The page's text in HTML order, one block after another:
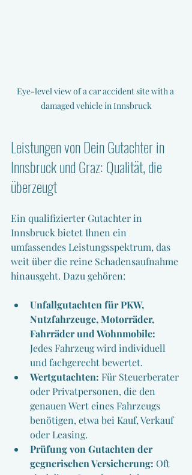
Eye-level view of a car accident site with a
damaged vehicle in Innsbruck
Leistungen von Dein Gutachter in
Innsbruck und Graz: Qualität, die
überzeugt
Ein qualifizierter Gutachter in
Innsbruck bietet Ihnen ein
umfassendes Leistungsspektrum, das
weit über die reine Schadensaufnahme
hinausgeht. Dazu gehören:
Unfallgutachten für PKW,
Nutzfahrzeuge, Motorräder,
Fahrräder und Wohnmobile:
Jedes Fahrzeug wird individuell
und fachgerecht bewertet.
Wertgutachten: Für Steuerberater
oder Privatpersonen, die den
genauen Wert eines Fahrzeugs
benötigen, etwa bei Kauf, Verkauf
oder Leasing.
Prüfung von Gutachten der
gegnerischen Versicherung: Oft